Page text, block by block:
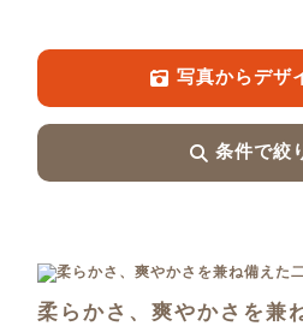
写真からデザ
条件で絞
柔らかさ、爽やかさを兼